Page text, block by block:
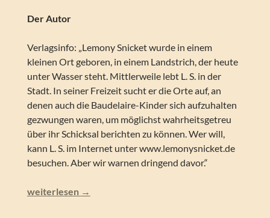
Der Autor
Verlagsinfo: „Lemony Snicket wurde in einem
kleinen Ort geboren, in einem Landstrich, der heute
unter Wasser steht. Mittlerweile lebt L. S. in der
Stadt. In seiner Freizeit sucht er die Orte auf, an
denen auch die Baudelaire-Kinder sich aufzuhalten
gezwungen waren, um möglichst wahrheitsgetreu
über ihr Schicksal berichten zu können. Wer will,
kann L. S. im Internet unter www.lemonysnicket.de
besuchen. Aber wir warnen dringend davor.“
Lemony Snicket – Der schreckliche Anfang (Eine Reihe
weiterlesen →